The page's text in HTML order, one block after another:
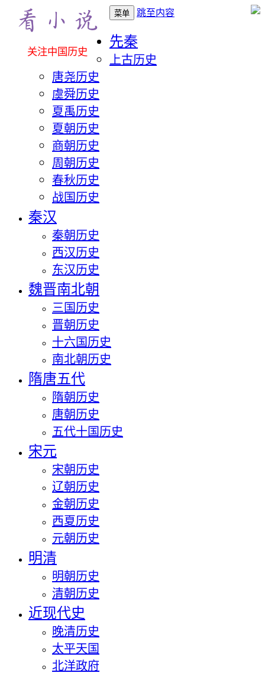
关注中国历史
菜单 跳至内容
先秦
上古历史
唐尧历史
虞舜历史
夏禹历史
夏朝历史
商朝历史
周朝历史
春秋历史
战国历史
秦汉
秦朝历史
西汉历史
东汉历史
魏晋南北朝
三国历史
晋朝历史
十六国历史
南北朝历史
隋唐五代
隋朝历史
唐朝历史
五代十国历史
宋元
宋朝历史
辽朝历史
金朝历史
西夏历史
元朝历史
明清
明朝历史
清朝历史
近现代史
晚清历史
太平天国
北洋政府